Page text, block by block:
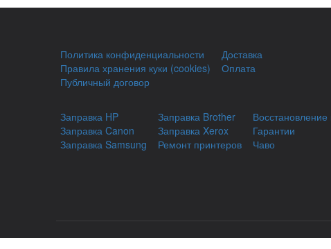
Политика конфиденциальности
Правила хранения куки (cookies)
Публичный договор
Доставка
Оплата
Заправка HP
Заправка Canon
Заправка Samsung
Заправка Brother
Заправка Xerox
Ремонт принтеров
Восстановление
Гарантии
Чаво